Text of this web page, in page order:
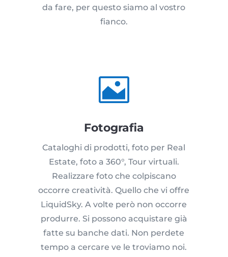
da fare, per questo siamo al vostro
fianco.

Fotografia
Cataloghi di prodotti, foto per Real
Estate, foto a 360°, Tour virtuali.
Realizzare foto che colpiscano
occorre creatività. Quello che vi offre
LiquidSky. A volte però non occorre
produrre. Si possono acquistare già
fatte su banche dati. Non perdete
tempo a cercare ve le troviamo noi.